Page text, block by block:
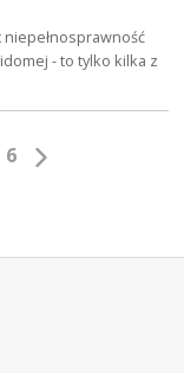
niepełnosprawność
- to tylko kilka z
6